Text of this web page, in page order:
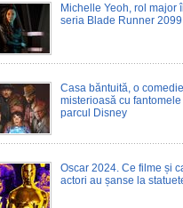
Michelle Yeoh, rol major
seria Blade Runner 2099
Casa băntuită, o comedie
misterioasă cu fantomele
parcul Disney
Oscar 2024. Ce filme și
actori au șanse la